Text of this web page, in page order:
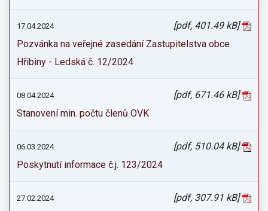
17.04.2024
[pdf, 401.49 kB]
Pozvánka na veřejné zasedání Zastupitelstva obce
Hřibiny - Ledská č. 12/2024
08.04.2024
[pdf, 671.46 kB]
Stanovení min. počtu členů OVK
06.03.2024
[pdf, 510.04 kB]
Poskytnutí informace č.j. 123/2024
27.02.2024
[pdf, 307.91 kB]